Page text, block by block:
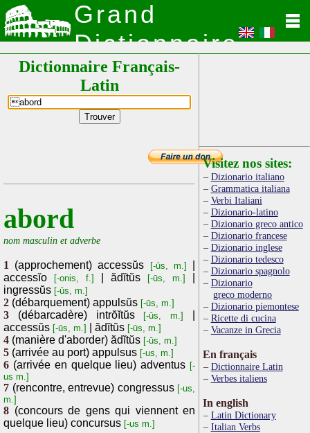
Grand
Dictionnaire
Latin
Dictionnaire Français-
Latin
abord
nom masculin et adverbe
1 (approchement) accessŭs [-ūs, m.]
accessĭo
[-onis, f.] | ădĭtŭs [-ūs, m.]
ingressŭs [-ūs, m.]
2 (débarquement) appulsŭs [-ūs, m.]
3 (débarcadère) intrŏĭtŭs [-ūs, m.]
accessŭs [-ūs, m.] | ădĭtŭs [-ūs, m.]
4 (manière d'aborder) ădĭtŭs [-ūs, m.]
5 (arrivée au port) appulsus [-us, m.]
6 (arrivée en quelque lieu) adventus [-
us m.]
7 (rencontre, entrevue) congressus [-us,
m.]
8 (concours de gens qui viennent en
quelque lieu) concursus [-us m.]
Visitez nos sites:
Dizionario italiano
Grammatica italiana
Verbi Italiani
Dizionario-latino
Dizionario greco antico
Dizionario francese
Dizionario inglese
Dizionario tedesco
Dizionario spagnolo
Dizionario
greco moderno
Dizionario piemontese
Ricette di cucina
Vacanze in Grecia
En français
Dictionnaire Latin
Verbes italiens
In english
Latin Dictionary
Italian Verbs